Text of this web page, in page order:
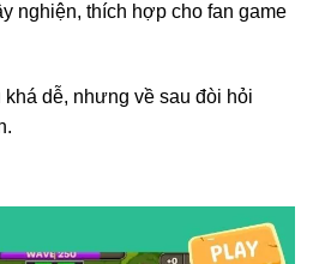
nghiện, thích hợp cho fan game
khá dễ, nhưng về sau đòi hỏi